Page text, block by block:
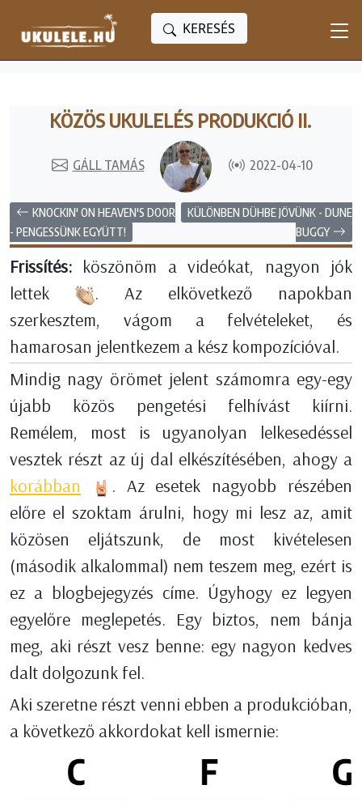
KERESÉS
KÖZÖS UKULELÉS PRODUKCIÓ II.
GÁLL TAMÁS 2022-04-10
KNOCKIN' ON HEAVEN'S DOOR
- PENGESSÜNK EGYÜTT!
KÜLÖNBEN DÜHBE JÖVÜNK - DUNE
BUGGY
Frissítés: köszönöm a videókat, nagyon jók
lettek
. Az elkövetkező napokban
szerkesztem, vágom a felvételeket, és
hamarosan jelentkezem a kész kompozícióval.
Mindig nagy örömet jelent számomra egy-egy
újabb közös pengetési felhívást kiírni.
Remélem, most is ugyanolyan lelkesedéssel
vesztek részt az új dal elkészítésében, ahogy a
korábban
. Az esetek nagyobb részében
előre el szoktam árulni, hogy mi lesz az, amit
közösen eljátszunk, de most kivételesen
(második alkalommal) nem teszem meg, ezért is
ez a blogbejegyzés címe. Úgyhogy ez legyen
egyelőre meglepetés. Egy biztos, nem bánja
meg, aki részt vesz benne: egy nagyon kedves
dalt dolgozunk fel.
Aki szeretne részt venni ebben a produkcióban,
a következő akkordokat kell ismernie: